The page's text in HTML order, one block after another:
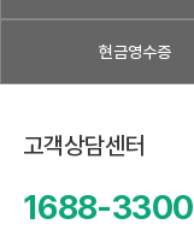
현금영수증
고객상담센터
1688-3300